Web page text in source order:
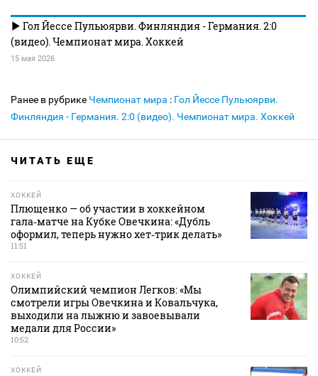
Гол Йессе Пульюярви. Финляндия - Германия. 2:0
(видео). Чемпионат мира. Хоккей
15 мая 2026
Ранее в рубрике Чемпионат мира : Гол Йессе Пульюярви.
Финляндия - Германия. 2:0 (видео). Чемпионат мира. Хоккей
ЧИТАТЬ ЕЩЕ
ХОККЕЙ
Плющенко — об участии в хоккейном
гала‑матче на Кубке Овечкина: «Дубль
оформил, теперь нужно хет‑трик делать»
11:51
ХОККЕЙ
Олимпийский чемпион Легков: «Мы
смотрели игры Овечкина и Ковальчука,
выходили на лыжню и завоевывали
медали для России»
10:52
ХОККЕЙ